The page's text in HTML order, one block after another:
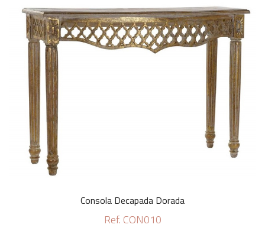
Consola Decapada Dorada
Ref. CON010